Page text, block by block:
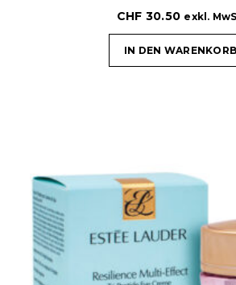
CHF 30.50 exkl.
IN DEN WARENKORB